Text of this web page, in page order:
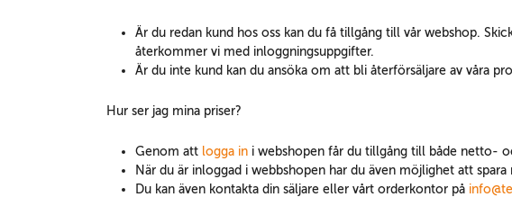
Är du redan kund hos oss kan du få tillgång till vår webshop.
återkommer vi med inloggningsuppgifter.
Är du inte kund kan du ansöka om att bli återförsäljare av våra
Hur ser jag mina priser?
Genom att logga in i webshopen får du tillgång till både netto-
När du är inloggad i webbshopen har du även möjlighet att
Du kan även kontakta din säljare eller vårt orderkontor på